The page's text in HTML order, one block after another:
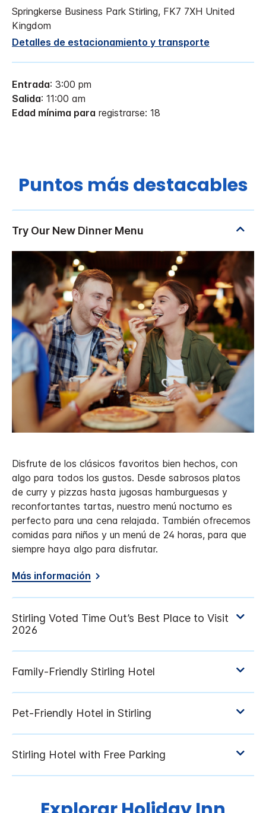
Springkerse Business Park Stirling, FK7 7XH United
Kingdom
Detalles de estacionamiento y transporte
Entrada: 3:00 pm
Salida: 11:00 am
Edad mínima para registrarse: 18
Puntos más destacables
Disfrute de los clásicos favoritos bien hechos, con
algo para todos los gustos. Desde sabrosos platos
de curry y pizzas hasta jugosas hamburguesas y
reconfortantes tartas, nuestro menú nocturno es
perfecto para una cena relajada. También ofrecemos
comidas para niños y un menú de 24 horas, para que
siempre haya algo para disfrutar.
Más información